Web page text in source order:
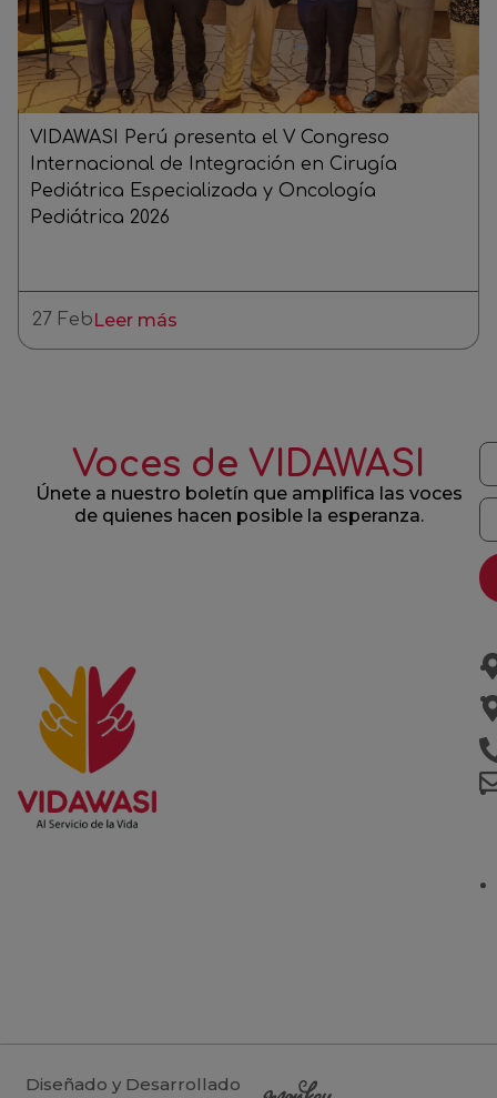
VIDAWASI Perú presenta el V Congreso
Internacional de Integración en Cirugía
Pediátrica Especializada y Oncología
Pediátrica 2026
27 FebLeer más
Voces de VIDAWASI
Únete a nuestro boletín que amplifica las voces
de quienes hacen posible la esperanza.
Diseñado y Desarrollado